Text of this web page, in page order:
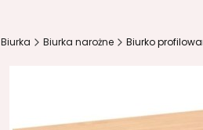
Biurka Biurka narożne Biurko